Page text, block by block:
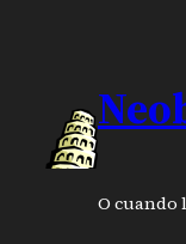
O cuando